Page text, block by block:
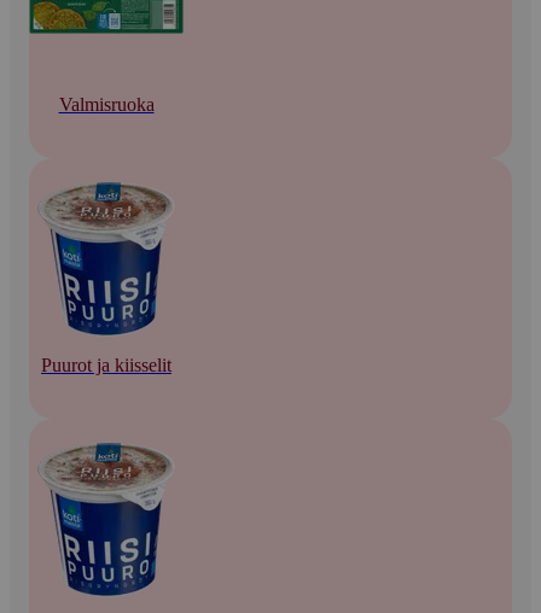
Valmisruoka
Puurot ja kiisselit